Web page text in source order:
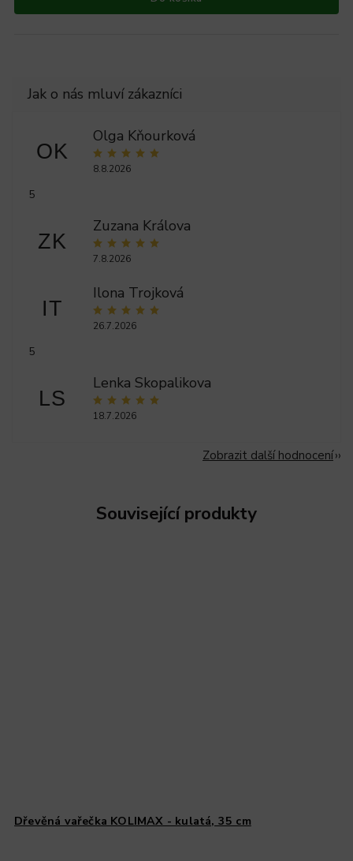
OK
Olga Kňourková
8.8.2026
5
ZK
Zuzana Králova
7.8.2026
IT
Ilona Trojková
26.7.2026
5
LS
Lenka Skopalikova
18.7.2026
Zobrazit další hodnocení
Související produkty
Dřevěná vařečka KOLIMAX - kulatá, 35 cm